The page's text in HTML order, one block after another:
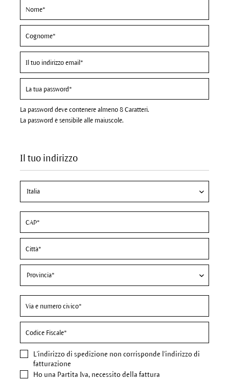
La password deve contenere almeno 8 Caratteri.
La password è sensibile alle maiuscole.
Il tuo indirizzo
L'indirizzo di spedizione non corrisponde l'indirizzo di
fatturazione
Ho una Partita Iva, necessito della fattura